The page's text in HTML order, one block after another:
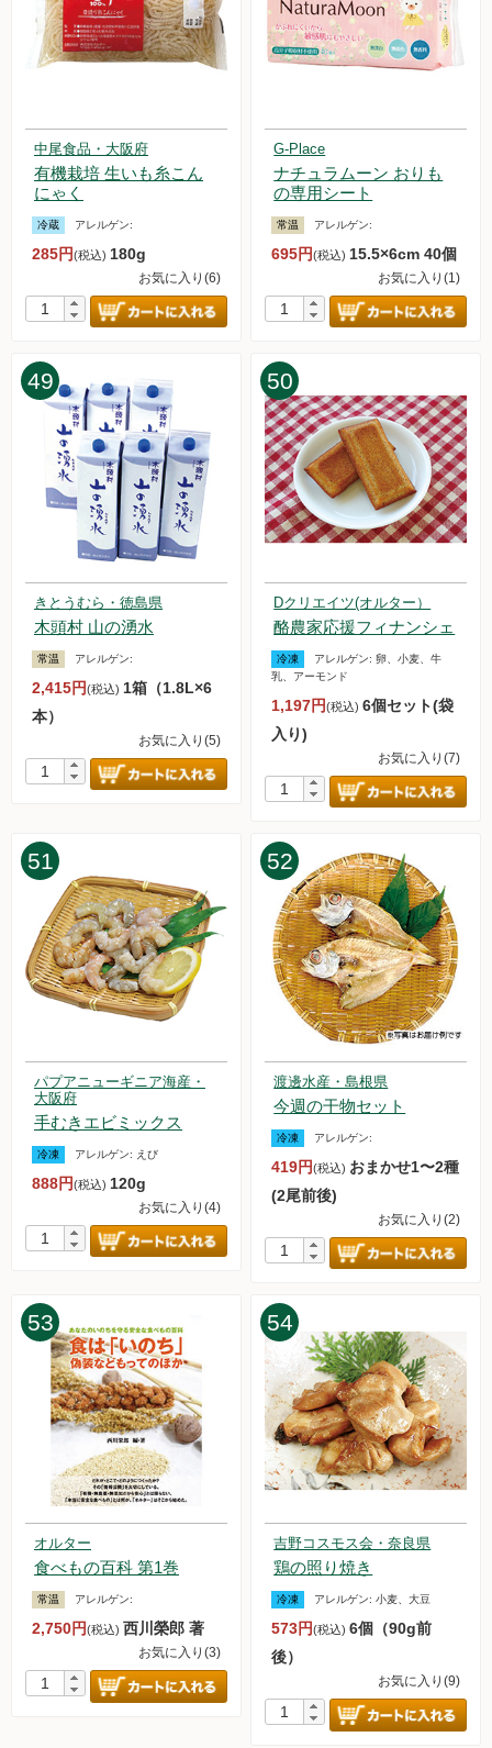
中尾食品・大阪府
有機栽培 生いも糸こん
にゃく
冷蔵 アレルゲン:
285円(税込) 180g
お気に入り(6)
G-Place
ナチュラムーン おりも
の専用シート
常温 アレルゲン:
695円(税込) 15.5×6cm 40個
お気に入り(1)
49
きとうむら・徳島県
木頭村 山の湧水
常温 アレルゲン:
2,415円(税込) 1箱（1.8L×6
本）
お気に入り(5)
50
Dクリエイツ(オルター）
酪農家応援フィナンシェ
冷凍 アレルゲン:卵、小麦、牛
乳、アーモンド
1,197円(税込)6個セット(袋
入り)
お気に入り(7)
51
パプアニューギニア海産・
大阪府
手むきエビミックス
冷凍 アレルゲン: えび
888円(税込) 120g
お気に入り(4)
52
渡邊水産・島根県
今週の干物セット
冷凍 アレルゲン:
419円(税込) おまかせ1〜2種
(2尾前後)
お気に入り(2)
53
オルター
食べもの百科 第1巻
常温 アレルゲン:
2,750円(税込) 西川榮郎 著
お気に入り(3)
54
吉野コスモス会・奈良県
鶏の照り焼き
冷凍 アレルゲン:小麦、大豆
573円(税込)6個（90g前
後）
お気に入り(9)